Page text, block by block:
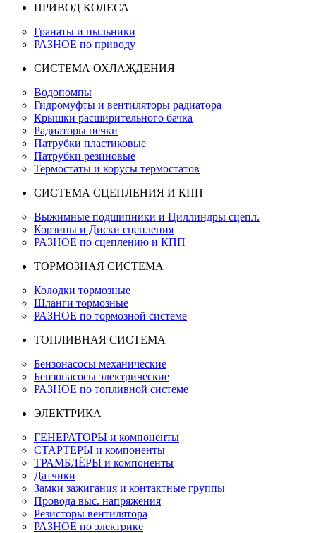
ПРИВОД КОЛЕСА
Гранаты и пыльники
РАЗНОЕ по приводу
СИСТЕМА ОХЛАЖДЕНИЯ
Водопомпы
Гидромуфты и вентиляторы радиатора
Крышки расширительного бачка
Радиаторы печки
Патрубки пластиковые
Патрубки резиновые
Термостаты и корусы термостатов
СИСТЕМА СЦЕПЛЕНИЯ И КПП
Выжимные подшипники и Циллиндры сцепл.
Корзины и Диски сцепления
РАЗНОЕ по сцеплению и КПП
ТОРМОЗНАЯ СИСТЕМА
Колодки тормозные
Шланги тормозные
РАЗНОЕ по тормозной системе
ТОПЛИВНАЯ СИСТЕМА
Бензонасосы механические
Бензонасосы электрические
РАЗНОЕ по топливной системе
ЭЛЕКТРИКА
ГЕНЕРАТОРЫ и компоненты
СТАРТЕРЫ и компоненты
ТРАМБЛЁРЫ и компоненты
Датчики
Замки зажигания и контактные группы
Провода выс. напряжения
Резисторы вентилятора
РАЗНОЕ по электрике